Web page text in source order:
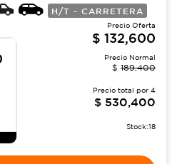
H/T - CARRETERA
Precio Oferta
$ 132,600
Precio Normal
$ 189,400
Precio total por 4
$ 530,400
Stock:18